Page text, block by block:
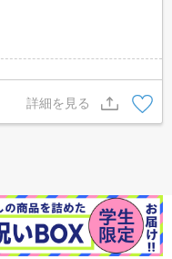
詳細を見る